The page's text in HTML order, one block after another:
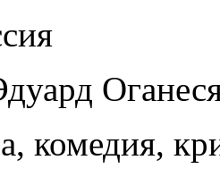
комедия,